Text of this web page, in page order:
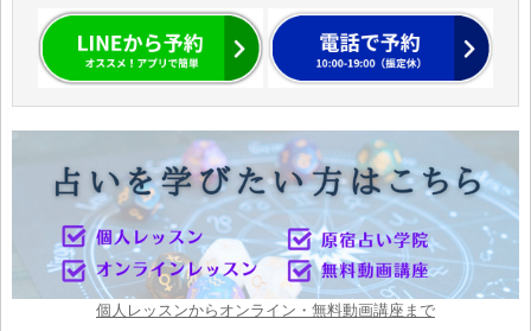
個人レッスンからオンライン・無料動画講座まで